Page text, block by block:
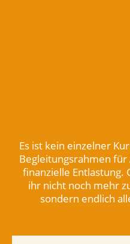
Es ist kein einzelner
Begleitungsrahmen für
finanzielle Entlastung.
ihr nicht noch mehr
sondern endlich